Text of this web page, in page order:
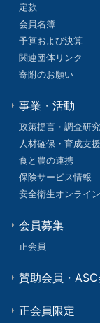
定款
会員名簿
予算および決算
関連団体リンク
寄附のお願い
事業・活動
政策提言・調査研究
人材確保・育成支援
食と農の連携
保険サービス情報
安全衛生オンライ
会員募集
正会員
賛助会員・
正会員限定